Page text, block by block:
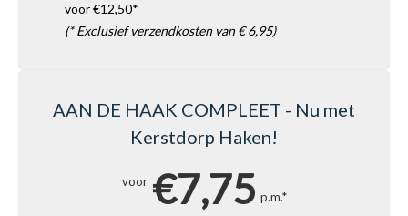
voor €12,50*
(* Exclusief verzendkosten van € 6,95)
AAN DE HAAK COMPLEET - Nu met
Kerstdorp Haken!
voor €7,75 p.m.*